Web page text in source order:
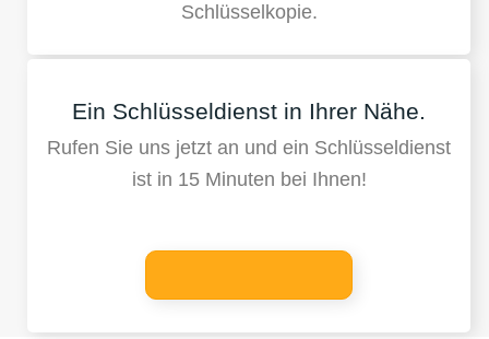
Schlüsselkopie.
Ein Schlüsseldienst in Ihrer Nähe.
Rufen Sie uns jetzt an und ein Schlüsseldienst
ist in 15 Minuten bei Ihnen!